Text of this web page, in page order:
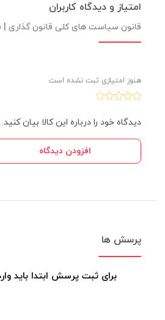
امتیاز و دیدگاه کاربران
قانون سیاست های کلی قانون گذاری |
هنوز امتیازی ثبت نشده است
دیدگاه خود را درباره این کالا بیان کنید.
افزودن دیدگاه
پرسش ها
برای ثبت پرسش ابتدا باید